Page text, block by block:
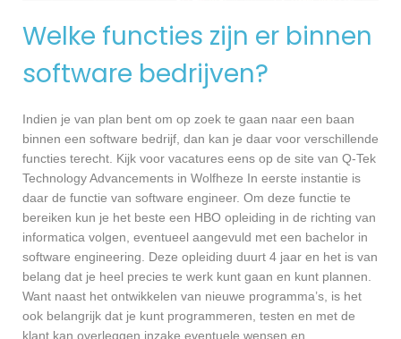
Welke functies zijn er binnen
software bedrijven?
Indien je van plan bent om op zoek te gaan naar een baan
binnen een software bedrijf, dan kan je daar voor verschillende
functies terecht. Kijk voor vacatures eens op de site van Q-Tek
Technology Advancements in Wolfheze In eerste instantie is
daar de functie van software engineer. Om deze functie te
bereiken kun je het beste een HBO opleiding in de richting van
informatica volgen, eventueel aangevuld met een bachelor in
software engineering. Deze opleiding duurt 4 jaar en het is van
belang dat je heel precies te werk kunt gaan en kunt plannen.
Want naast het ontwikkelen van nieuwe programma’s, is het
ook belangrijk dat je kunt programmeren, testen en met de
klant kan overleggen inzake eventuele wensen en